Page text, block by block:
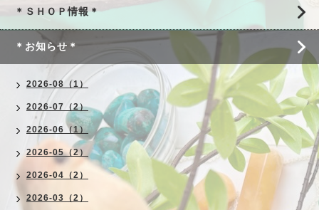
＊ＳＨＯＰ情報＊
＊お知らせ＊
2026-08（1）
2026-07（2）
2026-06（1）
2026-05（2）
2026-04（2）
2026-03（2）